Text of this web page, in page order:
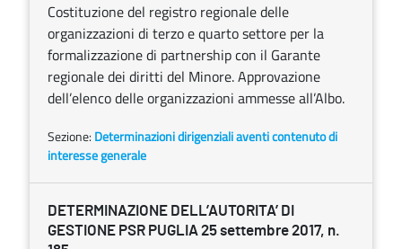
Costituzione del registro regionale delle
organizzazioni di terzo e quarto settore per la
formalizzazione di partnership con il Garante
regionale dei diritti del Minore. Approvazione
dell’elenco delle organizzazioni ammesse all’Albo.
Sezione: Determinazioni dirigenziali aventi contenuto di
interesse generale
DETERMINAZIONE DELL’AUTORITA’ DI
GESTIONE PSR PUGLIA 25 settembre 2017, n.